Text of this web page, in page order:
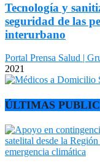
Tecnología y
seguridad de las
interurbano
Portal Prensa Salud |
2021
ÚLTIMAS